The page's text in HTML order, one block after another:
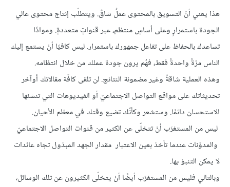
هذا يعني أنّ التسويق بالمحتوى عملٌ شاقٌ. ويتطلّب إنتاج محتوى عالي
الجودة باستمرارٍ وعلى أساسٍ منتظم، عبر قنواتٍ متعددةٍ. وموادًا
تساعدك بالحفاظ على تفاعل جمهورك باستمرار. ليس كافيًا أنْ يستمع إليك
الناس مرّةً واحدةً فقط، فهُم يرون جودة عملك من خلال انتظامه.
وهذه العملية شاقةٌ وغير مضمونة النتائج. لن تلقى كافّة مقالاتك أوآخر
تحديثاتك على مواقع التواصل الاجتماعيّ أو الفيديوهات التي تنشئها
الاستحسان دائمًا. وستشعر وكأنّك تضيع وقتك في معظم الأحيان.
ليس من المستغرَب أنْ تتخلّى عن الكثير من قنوات التواصل الاجتماعيّ
والمدوّنات عندما تأخذ بعين الاعتبار مقدار الجهد المبذول تجاه عائدات
لا يمكن التنبؤ بها.
وبالتالي فليس من المستغرَب أيضًا أنْ يتخلّى الكثيرون عن تلك الوسائل،